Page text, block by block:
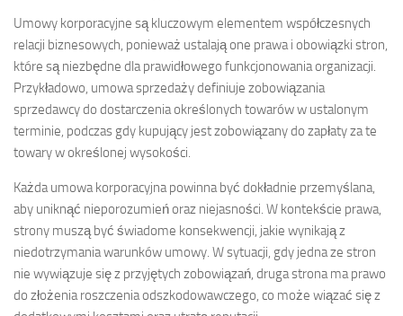
Umowy korporacyjne są kluczowym elementem współczesnych
relacji biznesowych, ponieważ ustalają one prawa i obowiązki stron,
które są niezbędne dla prawidłowego funkcjonowania organizacji.
Przykładowo, umowa sprzedaży definiuje zobowiązania
sprzedawcy do dostarczenia określonych towarów w ustalonym
terminie, podczas gdy kupujący jest zobowiązany do zapłaty za te
towary w określonej wysokości.
Każda umowa korporacyjna powinna być dokładnie przemyślana,
aby uniknąć nieporozumień oraz niejasności. W kontekście prawa,
strony muszą być świadome konsekwencji, jakie wynikają z
niedotrzymania warunków umowy. W sytuacji, gdy jedna ze stron
nie wywiązuje się z przyjętych zobowiązań, druga strona ma prawo
do złożenia roszczenia odszkodowawczego, co może wiązać się z